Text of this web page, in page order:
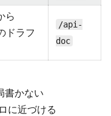
ら
ドラフ
/api-
doc
書かない
に近づける